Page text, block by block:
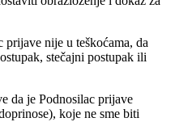
nije u teškoćama, da
stečajni postupak ili
da je Podnosilac prijave
koje ne sme biti